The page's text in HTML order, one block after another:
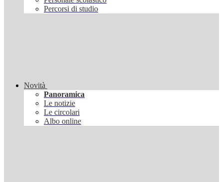
Percorsi di studio
Novità
Panoramica
Le notizie
Le circolari
Albo online